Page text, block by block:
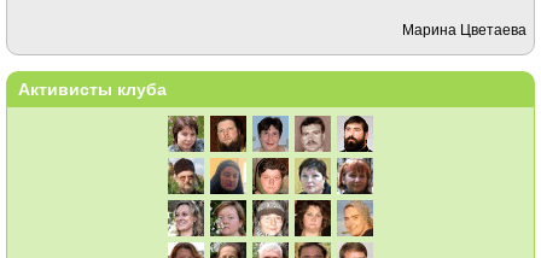
Марина Цветаева
Активисты клуба